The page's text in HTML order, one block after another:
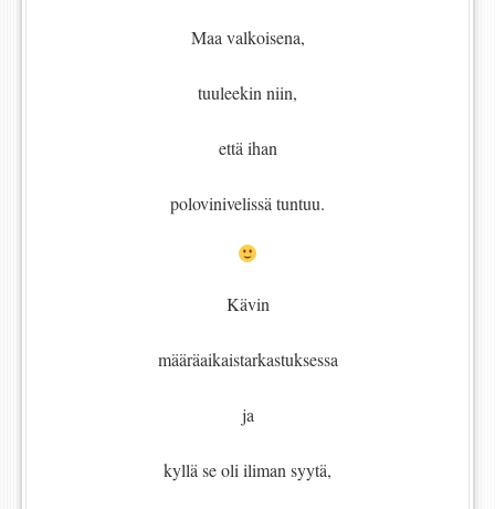
Maa valkoisena,
tuuleekin niin,
että ihan
polovinivelissä tuntuu.
Kävin
määräaikaistarkastuksessa
ja
kyllä se oli iliman syytä,